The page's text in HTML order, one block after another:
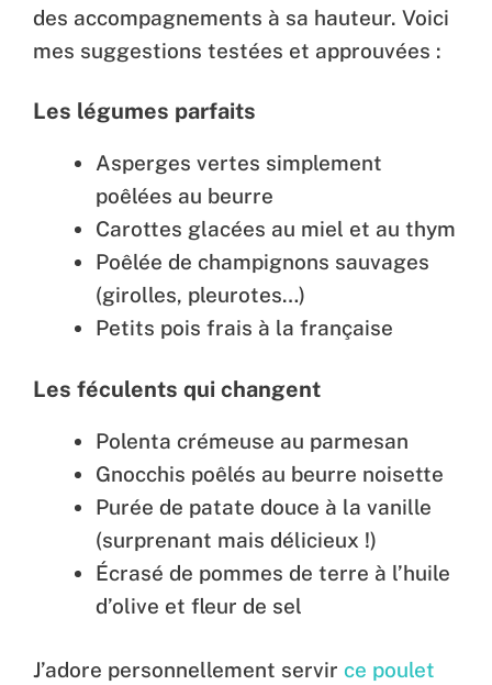
des accompagnements à sa hauteur. Voici
mes suggestions testées et approuvées :
Les légumes parfaits
Asperges vertes simplement
poêlées au beurre
Carottes glacées au miel et au thym
Poêlée de champignons sauvages
(girolles, pleurotes…)
Petits pois frais à la française
Les féculents qui changent
Polenta crémeuse au parmesan
Gnocchis poêlés au beurre noisette
Purée de patate douce à la vanille
(surprenant mais délicieux !)
Écrasé de pommes de terre à l’huile
d’olive et fleur de sel
J’adore personnellement servir ce poulet